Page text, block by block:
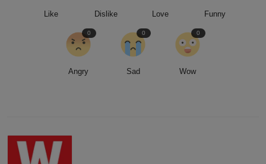
Like Dislike Love Funny
Angry
0
Sad
0
Wow
0